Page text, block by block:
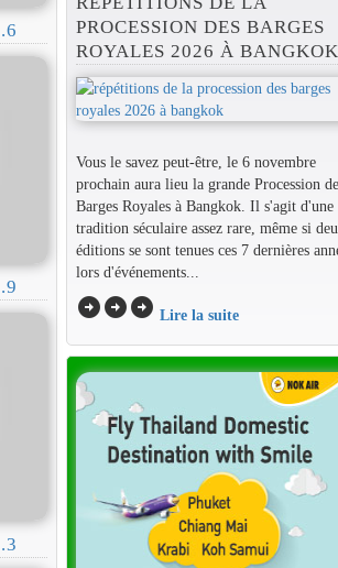
PROCESSION DES BARGES
ROYALES 2026 À BANGKOK
Vous le savez peut-être, le 6 novembre
prochain aura lieu la grande Procession
Barges Royales à Bangkok. Il s'agit d'une
tradition séculaire assez rare, même si
éditions se sont tenues ces 7 dernières
lors d'événements...
arrow_circle_rightarrow_circle_rightarrow_circle_right Lire la suite